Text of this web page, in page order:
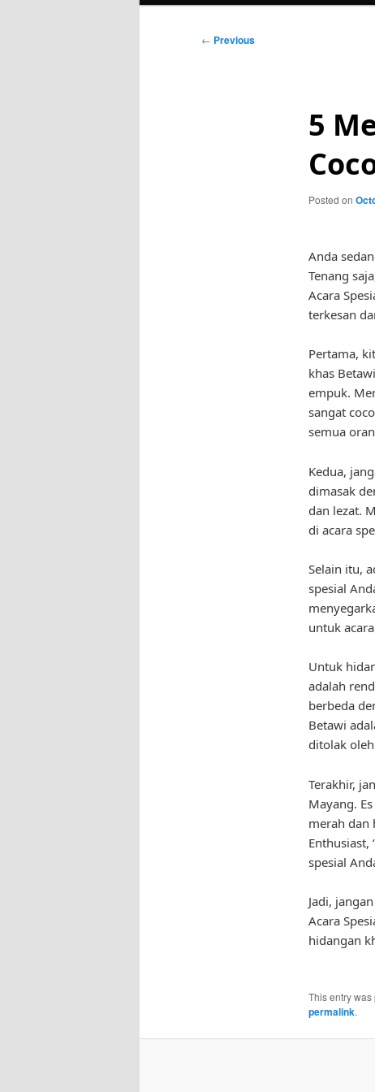
Post
← Previous
5
Posted on
Anda
Tenang
Acara
terkesan
Pertama,
khas
empuk.
sangat
semua
Kedua,
dimasak
dan lezat.
di acara
Selain itu,
spesial
untuk
Untuk
adalah
berbeda
Betawi
ditolak
Terakhir,
Mayang.
merah dan
Enthusiast,
spesial
Jadi,
Acara
hidangan
This entry was
permalink.